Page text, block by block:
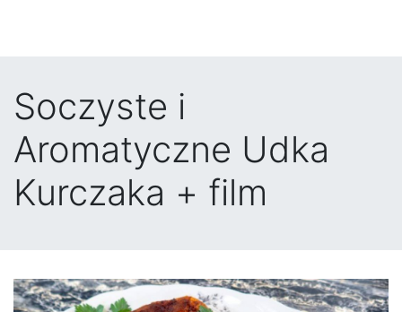
Soczyste i
Aromatyczne Udka
Kurczaka + film